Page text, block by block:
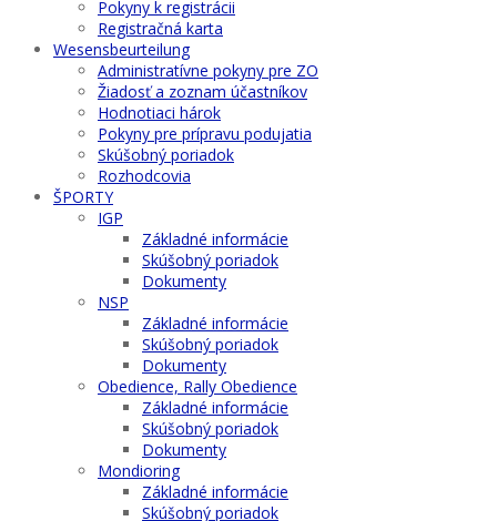
Pokyny k registrácii
Registračná karta
Wesensbeurteilung
Administratívne pokyny pre ZO
Žiadosť a zoznam účastníkov
Hodnotiaci hárok
Pokyny pre prípravu podujatia
Skúšobný poriadok
Rozhodcovia
ŠPORTY
IGP
Základné informácie
Skúšobný poriadok
Dokumenty
NSP
Základné informácie
Skúšobný poriadok
Dokumenty
Obedience, Rally Obedience
Základné informácie
Skúšobný poriadok
Dokumenty
Mondioring
Základné informácie
Skúšobný poriadok